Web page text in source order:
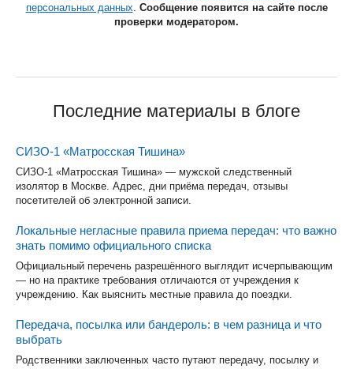
персональных данных. Сообщение появится на сайте после
проверки модератором.
Последние материалы в блоге
СИЗО-1 «Матросская Тишина»
СИЗО-1 «Матросская Тишина» — мужской следственный
изолятор в Москве. Адрес, дни приёма передач, отзывы
посетителей об электронной записи.
Локальные негласные правила приема передач: что важно
знать помимо официального списка
Официальный перечень разрешённого выглядит исчерпывающим
— но на практике требования отличаются от учреждения к
учреждению. Как выяснить местные правила до поездки.
Передача, посылка или бандероль: в чем разница и что
выбрать
Родственники заключенных часто путают передачу, посылку и